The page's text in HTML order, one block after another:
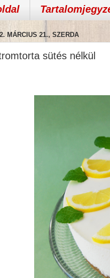
MÁRCIUS 21., SZERDA
sütés nélkül